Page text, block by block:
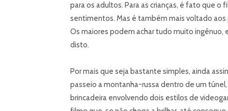
para os adultos. Para as crianças, é fato que
sentimentos. Mas é também mais voltado
Os maiores podem achar tudo muito
disto.
Por mais que seja bastante simples, ainda
passeio a montanha-russa dentro de um
brincadeira envolvendo dois estilos de